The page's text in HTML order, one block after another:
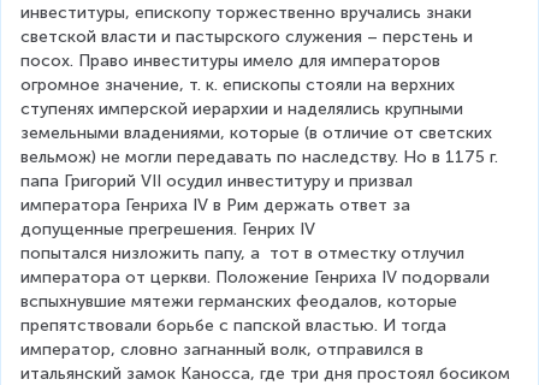
инвеституры, епископу торжественно вручались знаки
светской власти и пастырского служения – перстень и
посох. Право инвеституры имело для императоров
огромное значение, т. к. епископы стояли на верхних
ступенях имперской иерархии и наделялись крупными
земельными владениями, которые (в отличие от светских
вельмож) не могли передавать по наследству. Но в 1175 г.
папа Григорий VII осудил инвеституру и призвал
императора Генриха IV в Рим держать ответ за
допущенные прегрешения. Генрих IV
попытался низложить папу, а  тот в отместку отлучил
императора от церкви. Положение Генриха IV подорвали
вспыхнувшие мятежи германских феодалов, которые
препятствовали борьбе с папской властью. И тогда
император, словно загнанный волк, отправился в
итальянский замок Каносса, где три дня простоял босиком